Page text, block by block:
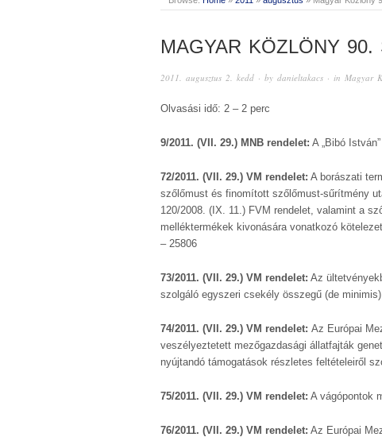
MAGYAR KÖZLÖNY 90.
2011. augusztus 2. kedd · by danieltakacs · in Magyar
Olvasási idő: 2 – 2 perc
9/2011. (VII. 29.) MNB rendelet: A „Bibó
72/2011. (VII. 29.) VM rendelet: A borászati
szőlőmust és finomított szőlőmust-sűrítmény
120/2008. (IX. 11.) FVM rendelet, valamint a
melléktermékek kivonására vonatkozó
– 25806
73/2011. (VII. 29.) VM rendelet: Az
szolgáló egyszeri csekély összegű (de
74/2011. (VII. 29.) VM rendelet: Az Európai
veszélyeztetett mezőgazdasági állatfajták
nyújtandó támogatások részletes feltételeiről
75/2011. (VII. 29.) VM rendelet: A vágópontok
76/2011. (VII. 29.) VM rendelet: Az Európai